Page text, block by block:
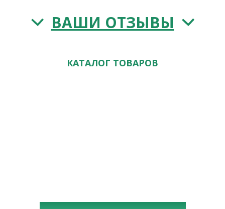
ВАШИ ОТЗЫВЫ
КАТАЛОГ ТОВАРОВ